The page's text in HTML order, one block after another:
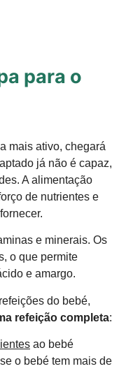
para o
mais ativo, chegará
já não é capaz,
A alimentação
de nutrientes e
e minerais. Os
o que permite
e amargo.
do bebé,
refeição completa:
ao bebé
o bebé tem mais de